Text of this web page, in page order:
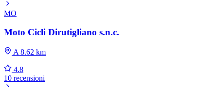
MO
Moto Cicli Dirutigliano s.n.c.
A 8.62 km
4.8
10 recensioni